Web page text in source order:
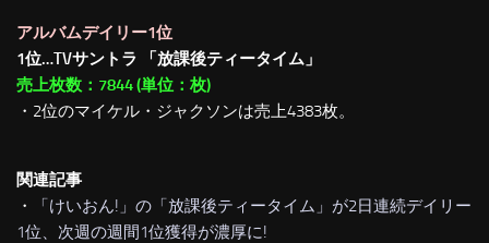
アルバムデイリー1位
1位…TVサントラ 「放課後ティータイム」
売上枚数：7844 (単位：枚)
・2位のマイケル・ジャクソンは売上4383枚。
関連記事
・
「けいおん!」の「放課後ティータイム」が2日連続デイリー
1位、次週の週間1位獲得が濃厚に!